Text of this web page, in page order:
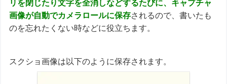
リを閉じたり文字を全消しなどするたびに、キャプチャ
画像が自動でカメラロールに保存されるので、書いたも
のを忘れたくない時などに役立ちます。
スクショ画像は以下のように保存されます。